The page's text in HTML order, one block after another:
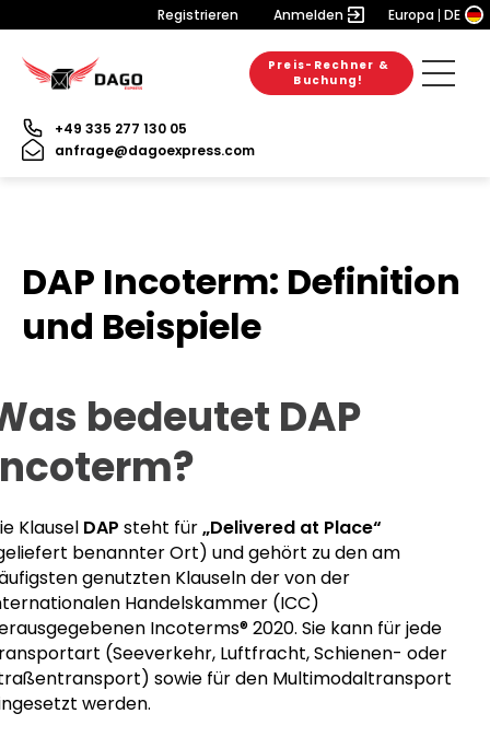
Registrieren Anmelden Europa DE
Preis-Rechner &
Buchung!
+49 335 277 130 05
anfrage@dagoexpress.com
DAP Incoterm: Definition
und Beispiele
bedeutet DAP
Klausel DAP steht für„Delivered at Place“
benannter Ort) und gehört zu den am
genutzten Klauseln der von der
Handelskammer (ICC)
Incoterms® 2020. Sie kann für jede
(Seeverkehr, Luftfracht, Schienen- oder
sowie für den Multimodaltransport
werden.